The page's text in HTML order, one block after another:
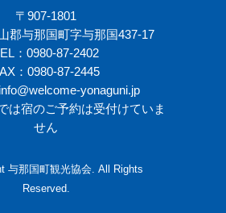
〒907-1801
郡与那国町字与那国437-17
：0980-87-2402
：0980-87-2445
yonaguni.jp
は宿のご予約は受付けていま
せん
与那国町観光協会. All Rights
Reserved.